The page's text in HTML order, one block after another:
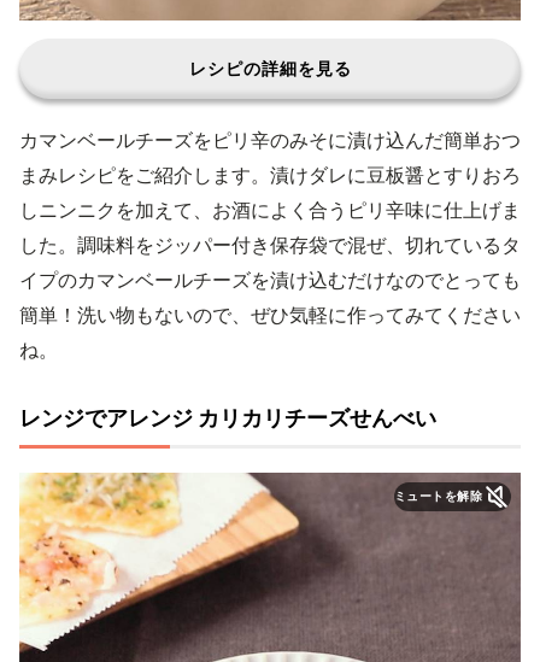
レシピの詳細を見る
カマンベールチーズをピリ辛のみそに漬け込んだ簡単おつ
まみレシピをご紹介します。漬けダレに豆板醤とすりおろ
しニンニクを加えて、お酒によく合うピリ辛味に仕上げま
した。調味料をジッパー付き保存袋で混ぜ、切れているタ
イプのカマンベールチーズを漬け込むだけなのでとっても
簡単！洗い物もないので、ぜひ気軽に作ってみてください
ね。
レンジでアレンジ カリカリチーズせんべい
ミュートを解除